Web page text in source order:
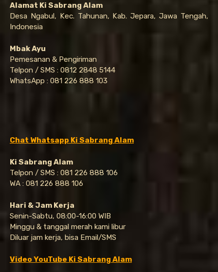
Alamat Ki Sabrang Alam
Desa Ngabul, Kec. Tahunan, Kab. Jepara, Jawa Tengah,
Indonesia
Mbak Ayu
Pemesanan & Pengiriman
Telpon / SMS : 0812 2848 5144
WhatsApp : 081 226 888 103
Chat Whatsapp Ki Sabrang Alam
Ki Sabrang Alam
Telpon / SMS : 081 226 888 106
WA : 081 226 888 106
Hari & Jam Kerja
Senin-Sabtu, 08:00-16:00 WIB
Minggu & tanggal merah kami libur
Diluar jam kerja, bisa Email/SMS
Video YouTube Ki Sabrang Alam